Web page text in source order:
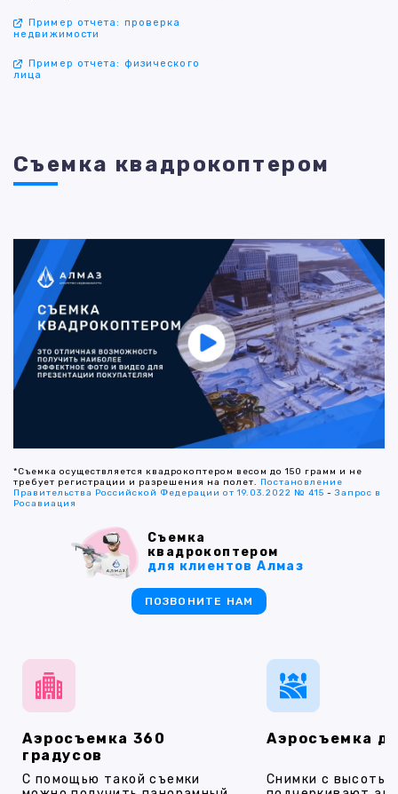
Пример отчета: проверка
недвижимости
Пример отчета: физического
лица
Съемка квадрокоптером
Аэросъемка 360
градусов
С помощью такой съемки
Аэросъемка
Снимки с высоты
*Съемка осуществляется квадрокоптером весом до 150 грамм и не
требует регистрации и разрешения на полет. Постановление
Правительства Российской Федерации от 19.03.2022 № 415 -Запрос в
Росавиация
Съемка
квадрокоптером
для клиентов Алмаз
ПОЗВОНИТЕ НАМ